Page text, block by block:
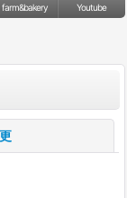
farm&bakery Youtube